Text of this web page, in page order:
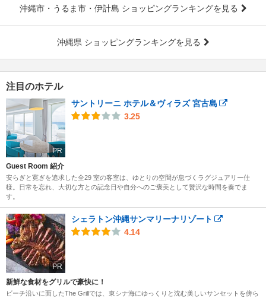
沖縄市・うるま市・伊計島 ショッピングランキングを見る
沖縄県 ショッピングランキングを見る
注目のホテル
PR
サントリーニ ホテル＆ヴィラズ 宮古島
3.25
Guest Room 紹介
安らぎと寛ぎを追求した全29 室の客室は、ゆとりの空間が息づくラグジュアリー仕
様。日常を忘れ、大切な方との記念日や自分へのご褒美として贅沢な時間を奏でま
す。
PR
シェラトン沖縄サンマリーナリゾート
4.14
新鮮な食材をグリルで豪快に！
ビーチ沿いに面したThe Grillでは、東シナ海にゆっくりと沈む美しいサンセットを傍ら